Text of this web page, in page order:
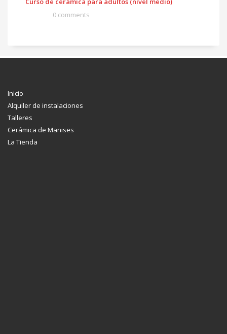
0 comments
Inicio
Alquiler de instalaciones
Talleres
Cerámica de Manises
La Tienda